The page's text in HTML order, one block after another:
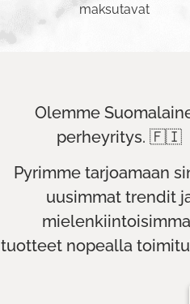
maksutavat
Olemme
perheyritys. 🇫🇮
Pyrimme tarjoamaan
uusimmat trendit
tuotteet nopealla